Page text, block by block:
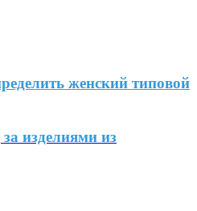
женский типовой
изделиями из